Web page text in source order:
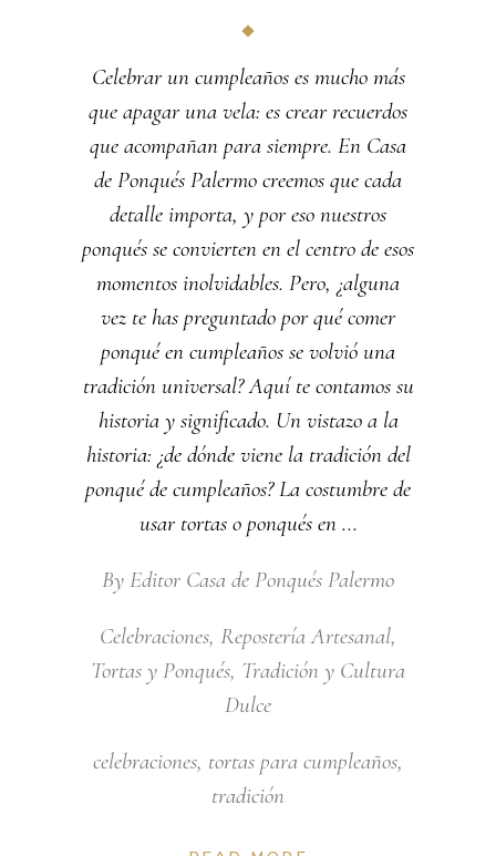
Celebrar un cumpleaños es mucho más
que apagar una vela: es crear recuerdos
que acompañan para siempre. En Casa
de Ponqués Palermo creemos que cada
detalle importa, y por eso nuestros
ponqués se convierten en el centro de esos
momentos inolvidables. Pero, ¿alguna
vez te has preguntado por qué comer
ponqué en cumpleaños se volvió una
tradición universal? Aquí te contamos su
historia y significado. Un vistazo a la
historia: ¿de dónde viene la tradición del
ponqué de cumpleaños? La costumbre de
usar tortas o ponqués en
By Editor Casa de Ponqués Palermo
Celebraciones, Repostería Artesanal,
Tortas y Ponqués, Tradición y Cultura
Dulce
celebraciones, tortas para cumpleaños,
tradición